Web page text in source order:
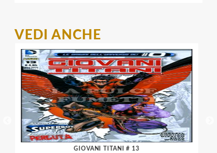
VEDI ANCHE
GIOVANI TITANI # 13